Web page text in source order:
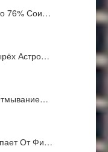
76% Сои…
Астро…
От Фи…